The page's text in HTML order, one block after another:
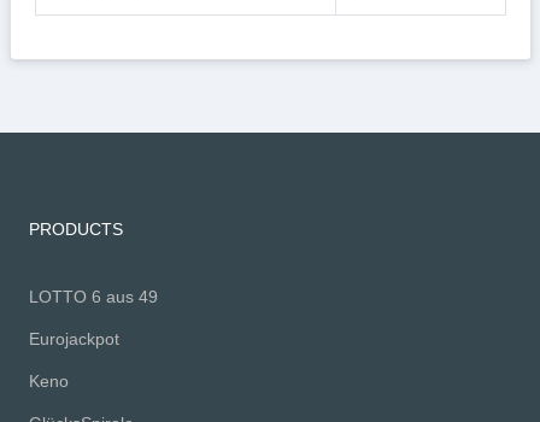
PRODUCTS
LOTTO 6 aus 49
Eurojackpot
Keno